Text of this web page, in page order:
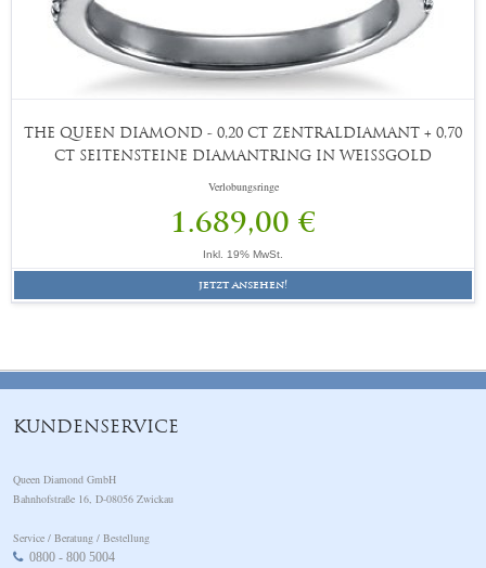
THE QUEEN DIAMOND - 0,20 CT ZENTRALDIAMANT + 0,70
CT SEITENSTEINE DIAMANTRING IN WEISSGOLD
Verlobungsringe
1.689,00 €
Inkl. 19% MwSt.
jetzt ansehen!
KUNDENSERVICE
Queen Diamond GmbH
Bahnhofstraße 16, D-08056 Zwickau
Service / Beratung / Bestellung
0800 - 800 5004